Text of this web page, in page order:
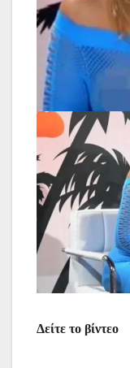
Δείτε το βίντεο